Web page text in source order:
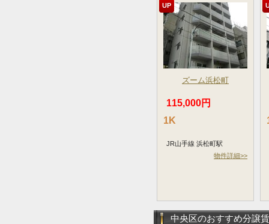
UP
ズーム浜松町
115,000円
1K
JR山手線 浜松町駅
物件詳細>>
中央区のおすすめ分譲